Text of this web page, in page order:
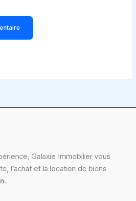
Galaxie Immobilier vous
l’achat et la location de biens